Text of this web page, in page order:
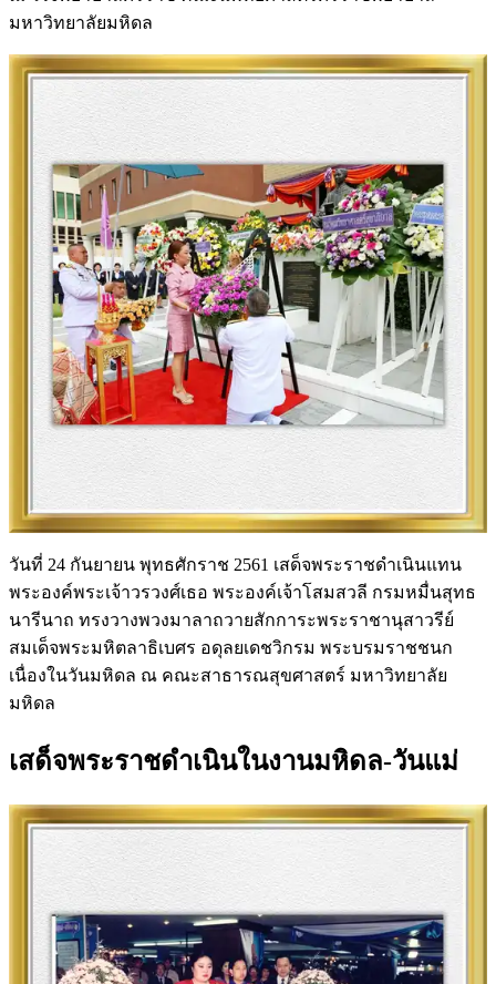
มหาวิทยาลัยมหิดล
วันที่ 24 กันยายน พุทธศักราช 2561 เสด็จพระราชดำเนินแทน
พระองค์พระเจ้าวรวงศ์เธอ พระองค์เจ้าโสมสวลี กรมหมื่นสุทธ
นารีนาถ ทรงวางพวงมาลาถวายสักการะพระราชานุสาวรีย์
สมเด็จพระมหิตลาธิเบศร อดุลยเดชวิกรม พระบรมราชชนก
เนื่องในวันมหิดล ณ คณะสาธารณสุขศาสตร์ มหาวิทยาลัย
มหิดล
เสด็จพระราชดำเนินในงานมหิดล-วันแม่